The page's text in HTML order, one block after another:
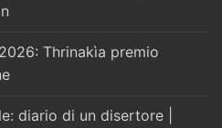
Thrinakìa premio
diario di un disertore |